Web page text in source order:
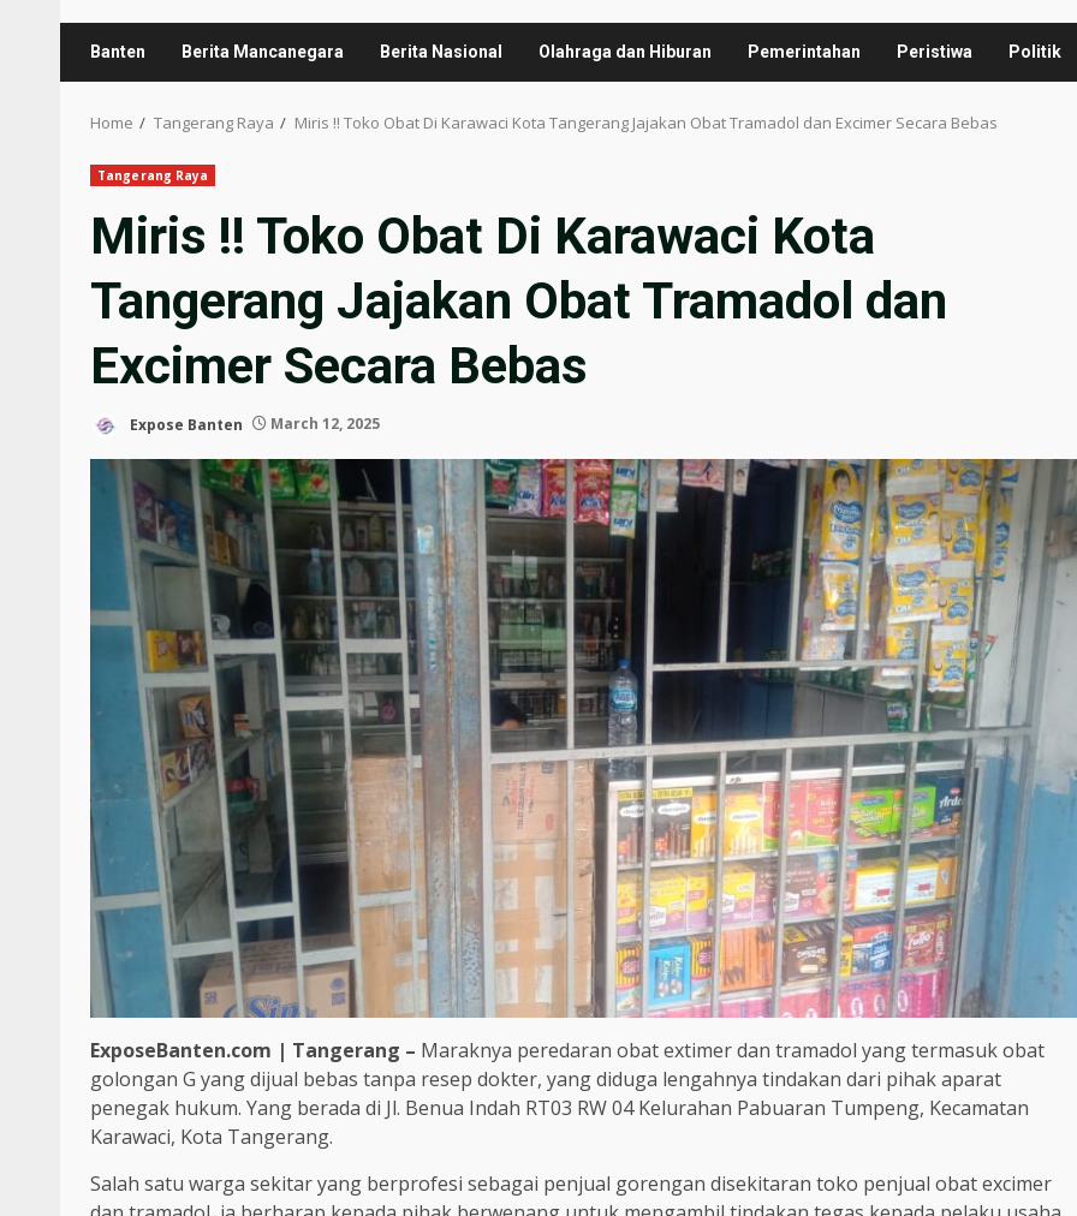
Banten Berita Mancanegara Berita Nasional Olahraga dan Hiburan Pemerintahan Peristiwa Politik
Home Tangerang Raya Miris !! Toko Obat Di Karawaci Kota Tangerang Jajakan Obat Tramadol dan Excimer Secara Bebas
Tangerang Raya
Miris !! Toko Obat Di Karawaci Kota
Tangerang Jajakan Obat Tramadol dan
Excimer Secara Bebas
Expose Banten March 12, 2025
ExposeBanten.com | Tangerang – Maraknya peredaran obat extimer dan tramadol yang termasuk obat
golongan G yang dijual bebas tanpa resep dokter, yang diduga lengahnya tindakan dari pihak aparat
penegak hukum. Yang berada di Jl. Benua Indah RT03 RW 04 Kelurahan Pabuaran Tumpeng, Kecamatan
Karawaci, Kota Tangerang.
Salah satu warga sekitar yang berprofesi sebagai penjual gorengan disekitaran toko penjual obat excimer